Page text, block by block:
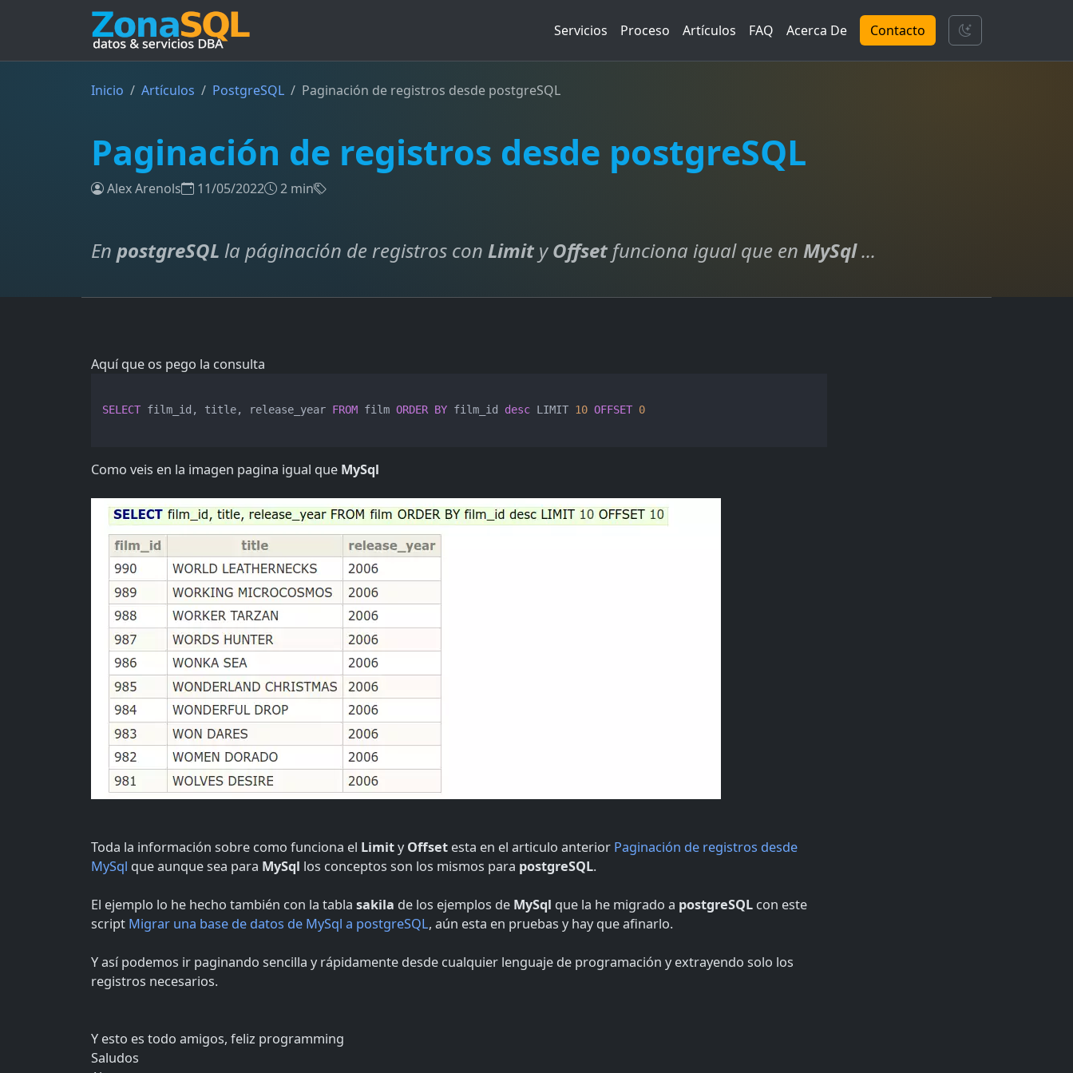
Servicios Proceso Artículos FAQ Acerca De Contacto
Inicio Artículos PostgreSQL Paginación de registros desde postgreSQL
Paginación de registros desde postgreSQL
Alex Arenols 11/05/2022 2 min
En postgreSQL la páginación de registros con LimityOffsetfunciona igual que en MySql...
Aquí que os pego la consulta
SELECT film_id, title, release_year FROM film ORDER BY film_id desc LIMIT 10 OFFSET 0
Como veis en la imagen pagina igual que MySql
Toda la información sobre como funciona el LimityOffset esta en el articulo anterior Paginación de registros desde
MySql que aunque sea para MySql los conceptos son los mismos para postgreSQL.
El ejemplo lo he hecho también con la tabla sakila de los ejemplos de MySql que la he migrado a postgreSQL con este
script Migrar una base de datos de MySql a postgreSQL, aún esta en pruebas y hay que afinarlo.
Y así podemos ir paginando sencilla y rápidamente desde cualquier lenguaje de programación y extrayendo solo los
registros necesarios.
Y esto es todo amigos, feliz programming
Saludos